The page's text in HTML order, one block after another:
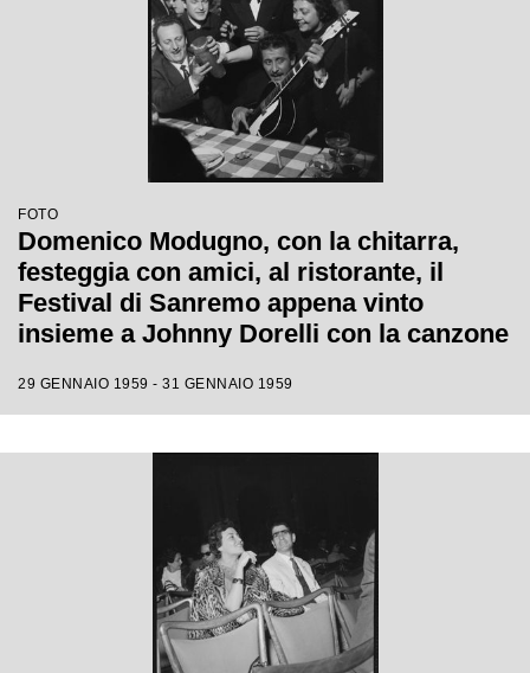
FOTO
Domenico Modugno, con la chitarra,
festeggia con amici, al ristorante, il
Festival di Sanremo appena vinto
insieme a Johnny Dorelli con la canzone
29 GENNAIO 1959 - 31 GENNAIO 1959